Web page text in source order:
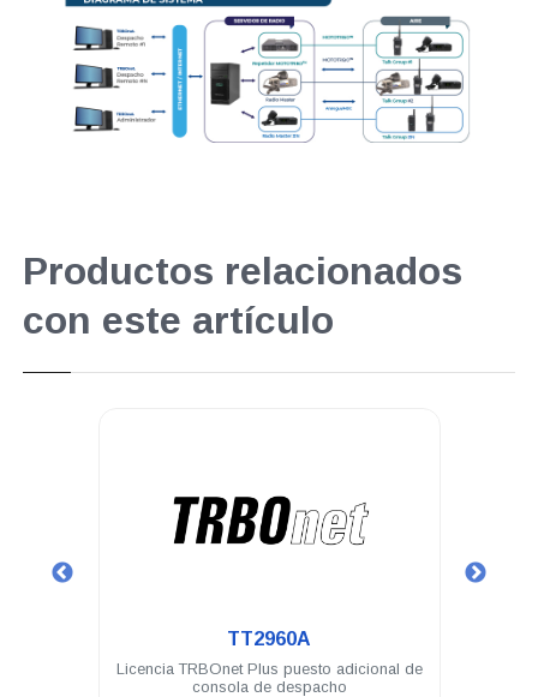
Productos relacionados
con este artículo
TT2960A
Licencia TRBOnet Plus puesto adicional de
consola de despacho